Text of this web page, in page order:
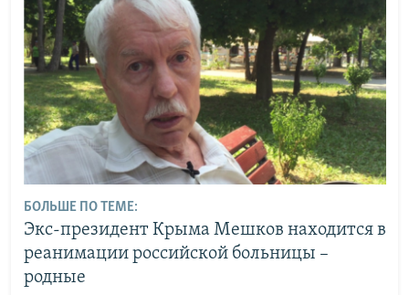
БОЛЬШЕ ПО ТЕМЕ:
Экс-президент Крыма Мешков находится в
реанимации российской больницы –
родные